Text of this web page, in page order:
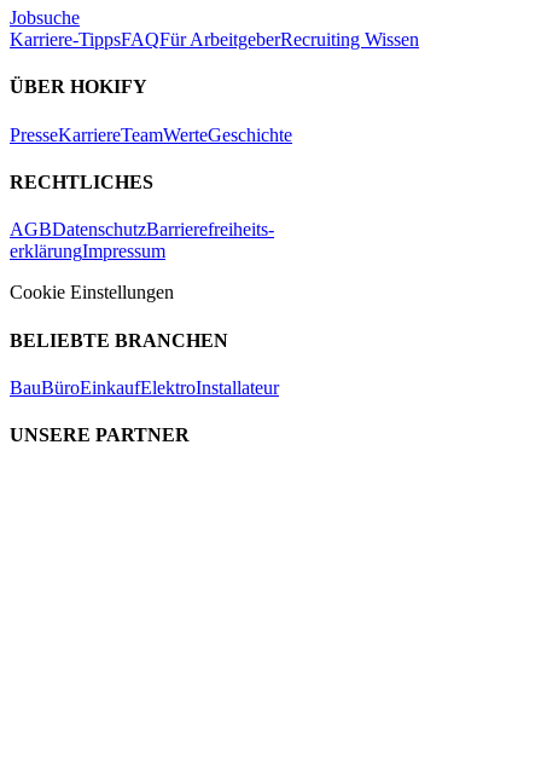
Jobsuche
Karriere-TippsFAQFür ArbeitgeberRecruiting Wissen
ÜBER HOKIFY
PresseKarriereTeamWerteGeschichte
RECHTLICHES
AGBDatenschutzBarrierefreiheits-
erklärungImpressum
Cookie Einstellungen
BELIEBTE BRANCHEN
BauBüroEinkaufElektroInstallateur
UNSERE PARTNER